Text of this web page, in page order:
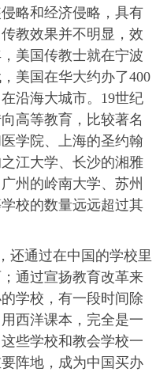
略和经济侵略，具有
教效果并不明显，效
美国传教士就在宁波
美国在华大约办了400
沿海大城市。19世纪
高等教育，比较著名
学院、上海的圣约翰
江大学、长沙的湘雅
州的岭南大学、苏州
校的数量远远超过其
还通过在中国的学校里
通过宣扬教育改革来
学校，有一段时间除
西洋课本，完全是一
些学校和教会学校一
阵地，成为中国买办